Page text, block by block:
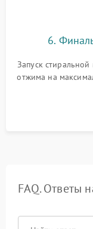
6.
Запуск
отжима на
корректности
FAQ. Ответы